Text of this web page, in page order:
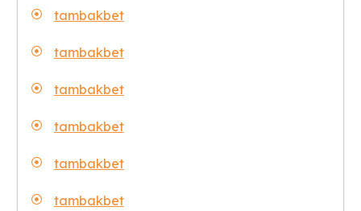
tambakbet
tambakbet
tambakbet
tambakbet
tambakbet
tambakbet